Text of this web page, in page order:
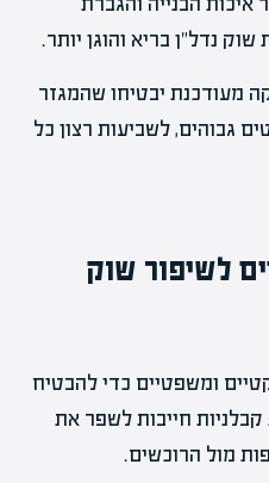
נדל"ן בריא והוגן יותר.
מעודכנת יבטיחו שהמגזר
גבוהים, לשביעות רצון כל
לשיפור שוק
ומשפטיים כדי להבטיח
חייבות לשפר את
מול הרוכשים.